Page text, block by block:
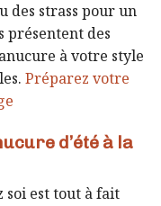
des strass pour un
présentent des
à votre style
Préparez votre
d’été à la
soi est tout à fait